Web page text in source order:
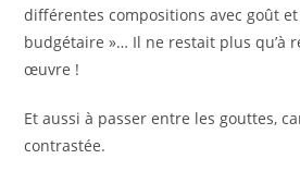
différentes compositions avec goût
budgétaire »… Il ne restait plus qu’à
œuvre !
Et aussi à passer entre les gouttes,
contrastée.